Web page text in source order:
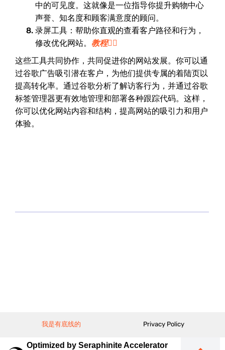
中的可见度。这就像是一位指导你提升购物中心
声誉、知名度和顾客满意度的顾问。
录屏工具：帮助你直观的查看客户路径和行为，
修改优化网站。
教程👉🏻
这些工具共同协作，共同促进你的网站发展。你可以通
过谷歌广告吸引潜在客户，为他们提供专属的着陆页以
提高转化率。通过谷歌分析了解访客行为，并通过谷歌
标签管理器更有效地管理和部署各种跟踪代码。这样，
你可以优化网站内容和结构，提高网站的吸引力和用户
体验。
我是有底线的 Privacy Policy
Optimized by Seraphinite Accelerator